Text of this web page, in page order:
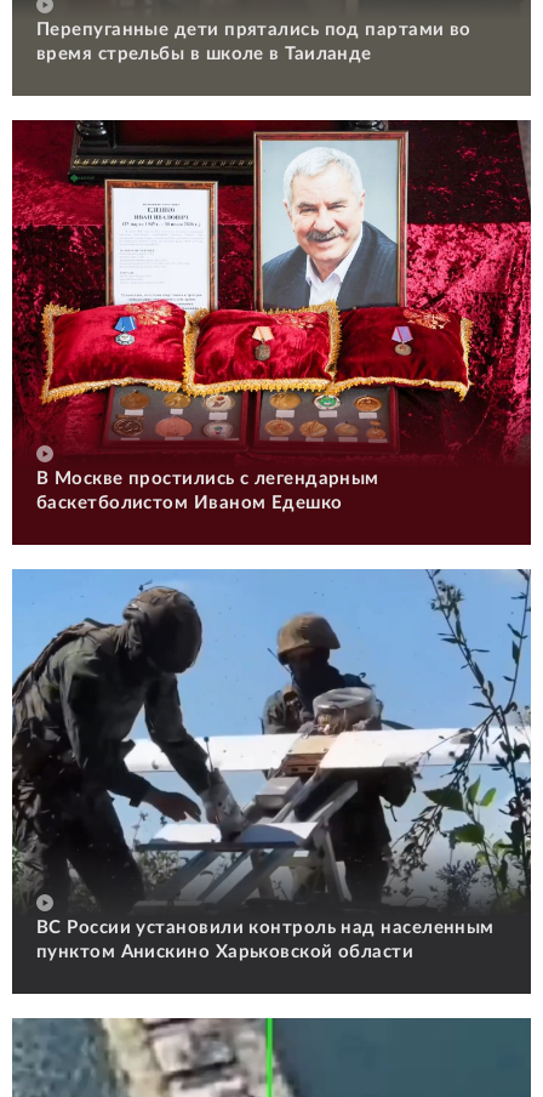
Перепуганные дети прятались под партами во
время стрельбы в школе в Таиланде
В Москве простились с легендарным
баскетболистом Иваном Едешко
ВС России установили контроль над населенным
пунктом Анискино Харьковской области